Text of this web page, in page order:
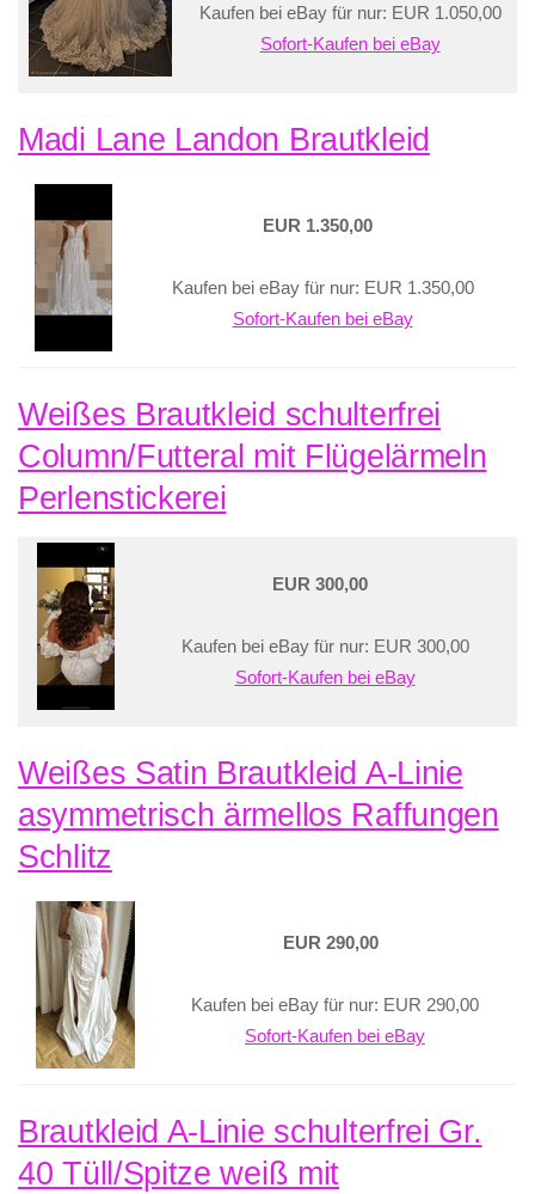
Kaufen bei eBay für nur: EUR 1.050,00
Sofort-Kaufen bei eBay
Madi Lane Landon Brautkleid
EUR 1.350,00
Kaufen bei eBay für nur: EUR 1.350,00
Sofort-Kaufen bei eBay
Weißes Brautkleid schulterfrei
Column/Futteral mit Flügelärmeln
Perlenstickerei
EUR 300,00
Kaufen bei eBay für nur: EUR 300,00
Sofort-Kaufen bei eBay
Weißes Satin Brautkleid A-Linie
asymmetrisch ärmellos Raffungen
Schlitz
EUR 290,00
Kaufen bei eBay für nur: EUR 290,00
Sofort-Kaufen bei eBay
Brautkleid A-Linie schulterfrei Gr.
40 Tüll/Spitze weiß mit